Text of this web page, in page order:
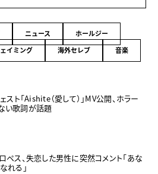
ニュース
ホールジー
イミング 海外セレブ 音楽
スト「Aishite（愛して）」MV公開、ホラー
い歌詞が話題
ペス、失恋した男性に突然コメント「あな
れる」